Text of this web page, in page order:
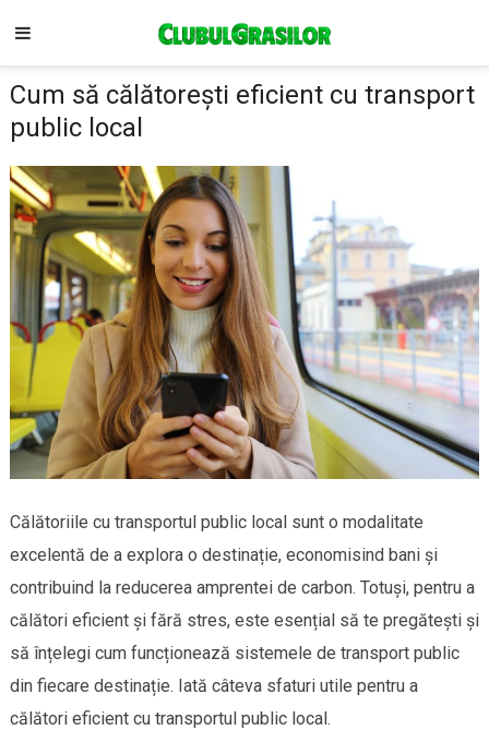
Cum să călătorești eficient cu transport
public local
Călătoriile cu transportul public local sunt o modalitate
excelentă de a explora o destinație, economisind bani și
contribuind la reducerea amprentei de carbon. Totuși, pentru a
călători eficient și fără stres, este esențial să te pregătești și
să înțelegi cum funcționează sistemele de transport public
din fiecare destinație. Iată câteva sfaturi utile pentru a
călători eficient cu transportul public local.